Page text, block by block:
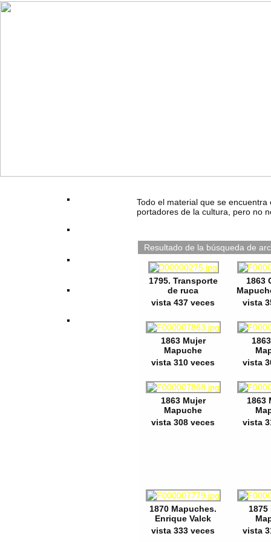
Todo el material que se
portadores de la cultura, pero no
Resultado de la búsqueda de
1795. Transporte
de ruca
vista 437 veces
1863
vista
1863 Mujer
Mapuche
vista 310 veces
vista
1863 Mujer
Mapuche
vista 308 veces
1863
vista
1870 Mapuches.
Enrique Valck
vista 333 veces
1875
vista